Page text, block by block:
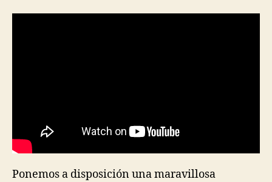
Ponemos a disposición una maravillosa